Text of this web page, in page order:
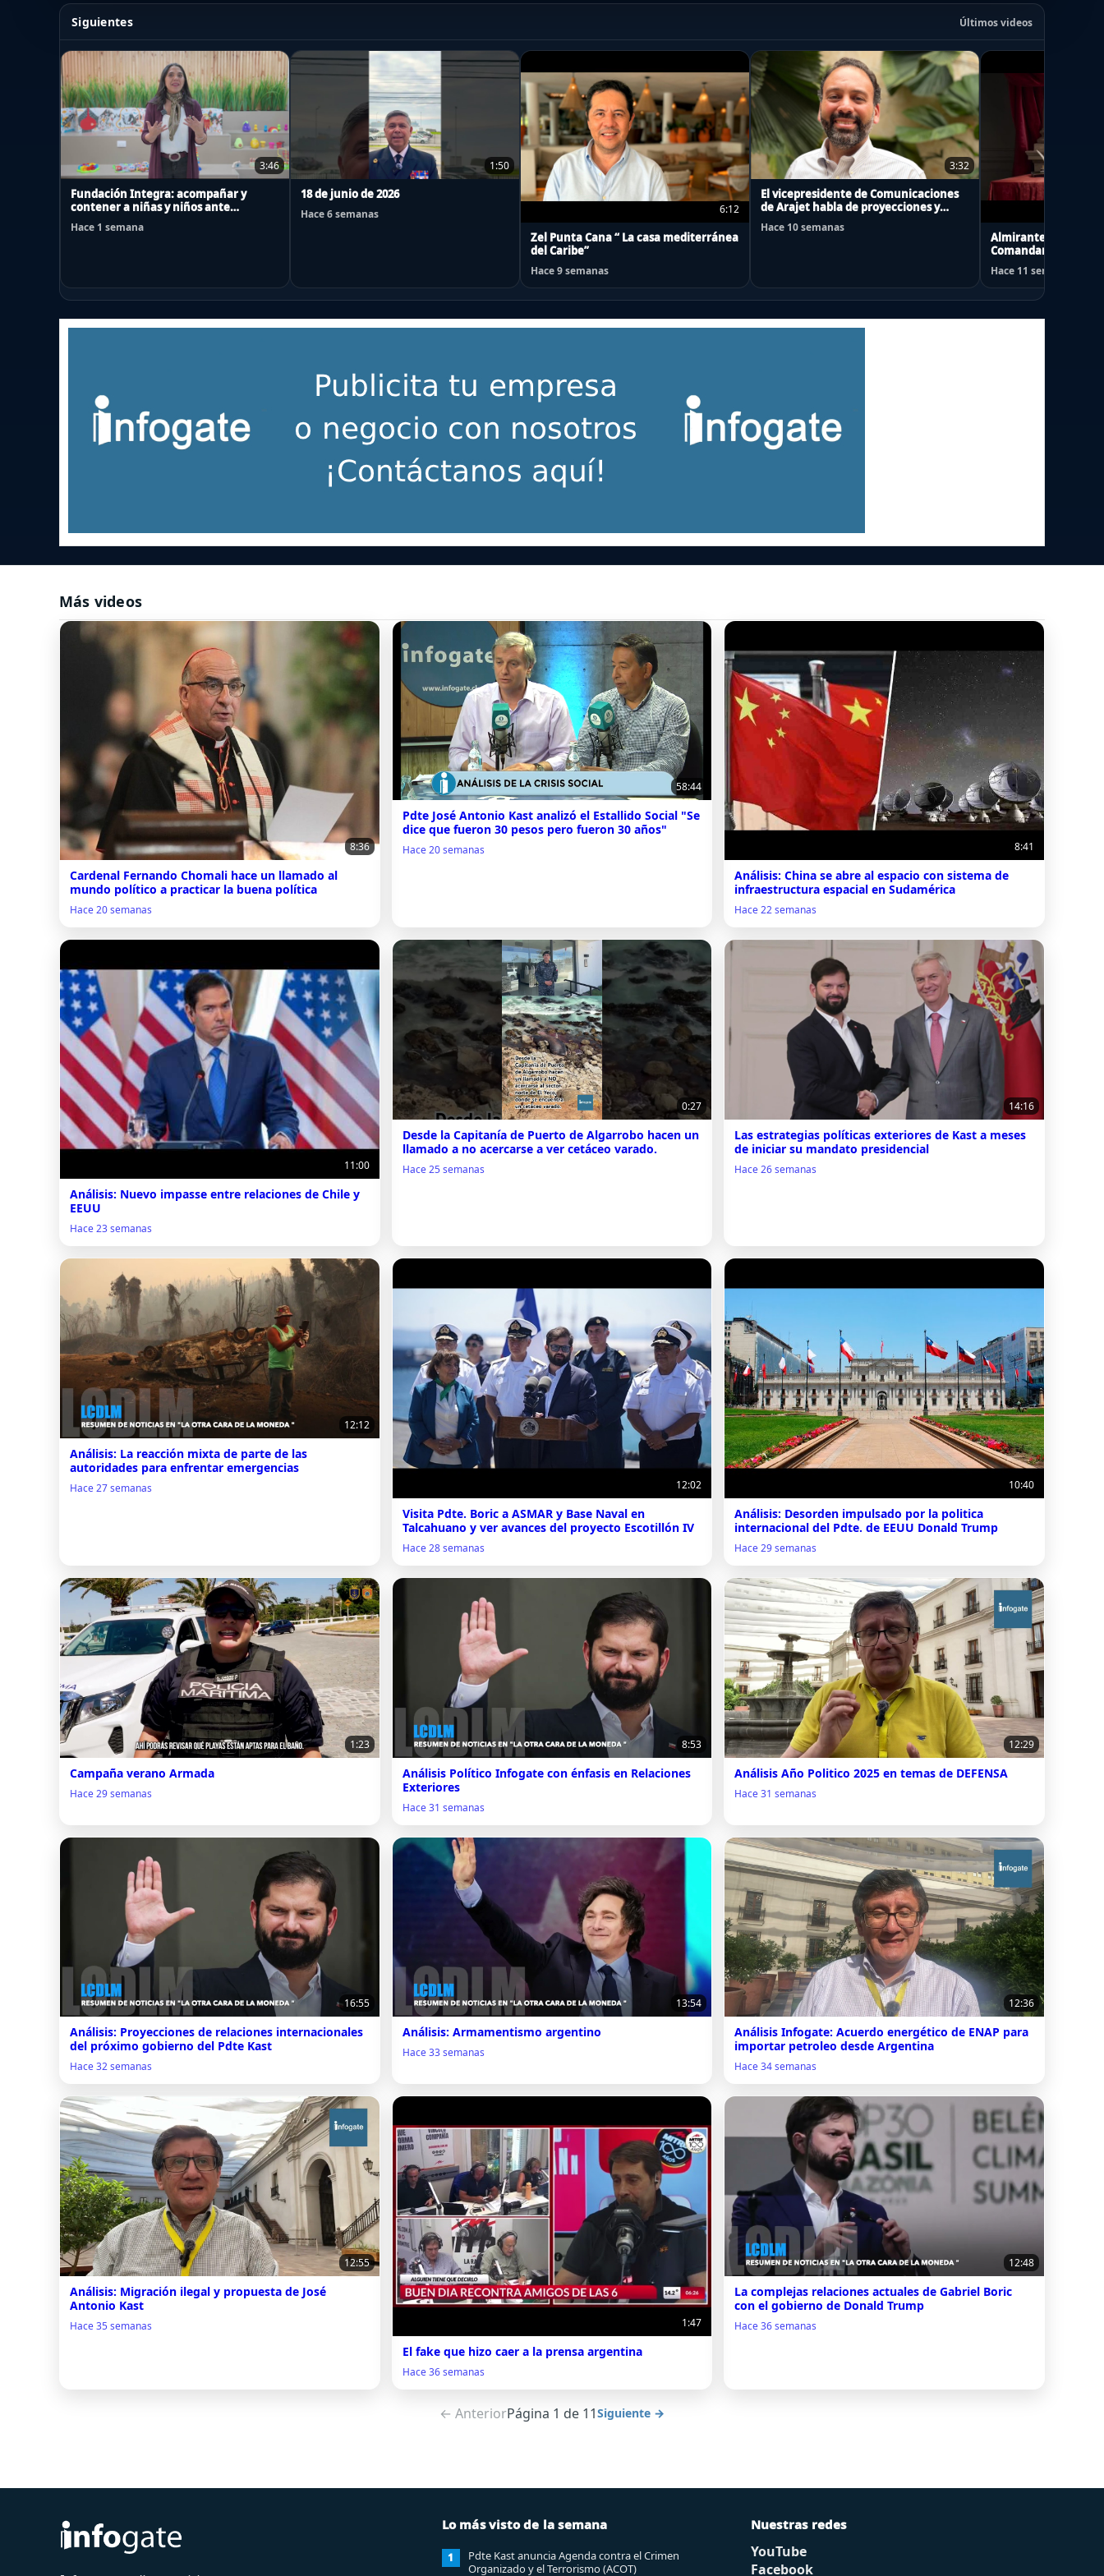
Siguientes Últimos videos
3:46
Fundación Integra: acompañar y
contener a niñas y niños ante
emergencias
Hace 1 semana
1:50
18 de junio de 2026
Hace 6 semanas 6:12
Zel Punta Cana “ La casa mediterránea
del Caribe”
Hace 9 semanas
3:32
El vicepresidente de Comunicaciones
de Arajet habla de proyecciones y
novedades de la aerolínea
Hace 10 semanas
Almirante Fernando
Comandante en Jefe
Hace 11 semanas
Más videos
8:36
Cardenal Fernando Chomali hace un llamado al
mundo político a practicar la buena política
Hace 20 semanas
58:44
Pdte José Antonio Kast analizó el Estallido Social "Se
dice que fueron 30 pesos pero fueron 30 años"
Hace 20 semanas 8:41
Análisis: China se abre al espacio con sistema de
infraestructura espacial en Sudamérica
Hace 22 semanas
11:00
Análisis: Nuevo impasse entre relaciones de Chile y
EEUU
Hace 23 semanas
0:27
Desde la Capitanía de Puerto de Algarrobo hacen un
llamado a no acercarse a ver cetáceo varado.
Hace 25 semanas
14:16
Las estrategias políticas exteriores de Kast a meses
de iniciar su mandato presidencial
Hace 26 semanas
12:12
Análisis: La reacción mixta de parte de las
autoridades para enfrentar emergencias
Hace 27 semanas 12:02
Visita Pdte. Boric a ASMAR y Base Naval en
Talcahuano y ver avances del proyecto Escotillón IV
Hace 28 semanas
10:40
Análisis: Desorden impulsado por la politica
internacional del Pdte. de EEUU Donald Trump
Hace 29 semanas
1:23
Campaña verano Armada
Hace 29 semanas
8:53
Análisis Político Infogate con énfasis en Relaciones
Exteriores
Hace 31 semanas
12:29
Análisis Año Politico 2025 en temas de DEFENSA
Hace 31 semanas
16:55
Análisis: Proyecciones de relaciones internacionales
del próximo gobierno del Pdte Kast
Hace 32 semanas
13:54
Análisis: Armamentismo argentino
Hace 33 semanas
12:36
Análisis Infogate: Acuerdo energético de ENAP para
importar petroleo desde Argentina
Hace 34 semanas
12:55
Análisis: Migración ilegal y propuesta de José
Antonio Kast
Hace 35 semanas 1:47
El fake que hizo caer a la prensa argentina
Hace 36 semanas
12:48
La complejas relaciones actuales de Gabriel Boric
con el gobierno de Donald Trump
Hace 36 semanas
← AnteriorPágina 1 de 11Siguiente →
Lo más visto de la semana
1
Pdte Kast anuncia Agenda contra el Crimen
Organizado y el Terrorismo (ACOT)
Nuestras redes
YouTube
Facebook